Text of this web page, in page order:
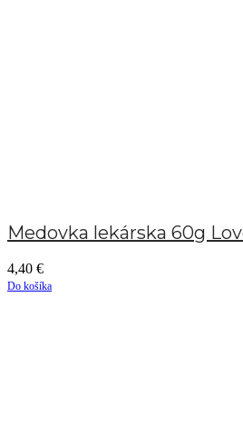
Medovka lekárska 60g
4,40 €
Do košíka